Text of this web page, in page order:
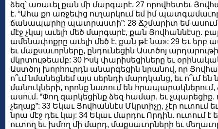
ձեզ՝ առաւել քան մի մարգարէ. 27 որովհետեւ
է. “Ահա քո առջեւից ուղարկում եմ իմ
ճանապարհը պատրաստի”: 28 Ճշմարիտ եմ ասում
մէջ չկայ աւելի մեծ մարգարէ, քան Յովհաննէսը.
ամենափոքրը աւելի մեծ է, քան թէ նա»: 29 Եւ երբ
եւ մաքսաւորները, ընդունեցին Աստծոյ
մկրտութեամբ: 30 Իսկ փարիսեցիները եւ
Աստծոյ խորհուրդն անարգեցին նրանով, որ
ո՞ւմ նմանեցնեմ այս սերնդի մարդկանց, եւ ո՞ւմ
մանուկների, որոնք նստում են հրապարակներում,
ասում. “Փող զարկեցինք ձեզ համար, եւ չպարեցիք.
չեղաք”: 33 Եկաւ Յովհաննէս Մկրտիչը, չէր ուտում
նրա մէջ դեւ կայ: 34 Եկաւ մարդու Որդին. ուտում է
ուտող եւ խմող մի մարդ, մաքսաւորների եւ